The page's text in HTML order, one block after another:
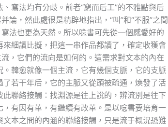
寫法均有分歧。前者“窮而后工”的不雅點與后
論，然此處很是精辟地指出，“叫”和“不服”之間
法也更為天然。所以唸書可先從一個感愛好的
細讀比擬，把這一串作品都讀了，確定收獲會
，它們的流向是如何的。這需求對文本的內在
韓愈就像一個主流，它有幾個支脈，它的支脈
若干年后，它的主脈又從頭被疏通，煥發了活
聯絡接觸：找淵源是往上說的，辨流別是往下
有因有革，有繼續有改革。是以唸書要培育一
本之間的內涵的聯絡接觸，只是流于概況恐難